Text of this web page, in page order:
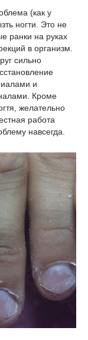
(как у
ногти. Это не
ранки на руках
в организм.
сильно
и
Кроме
желательно
работа
навсегда.